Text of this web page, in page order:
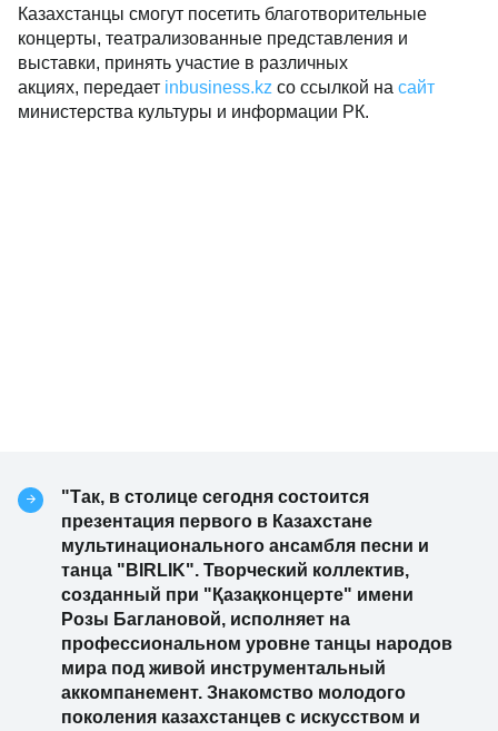
Казахстанцы смогут посетить благотворительные
концерты, театрализованные представления и
выставки, принять участие в различных
акциях, передает inbusiness.kz со ссылкой на сайт
министерства культуры и информации РК.
"Так, в столице сегодня состоится
презентация первого в Казахстане
мультинационального ансамбля песни и
танца "BIRLIK". Творческий коллектив,
созданный при "Қазақконцерте" имени
Розы Баглановой, исполняет на
профессиональном уровне танцы народов
мира под живой инструментальный
аккомпанемент. Знакомство молодого
поколения казахстанцев с искусством и